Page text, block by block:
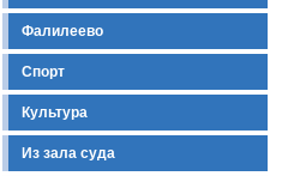
Фалилеево
Спорт
Культура
Из зала суда